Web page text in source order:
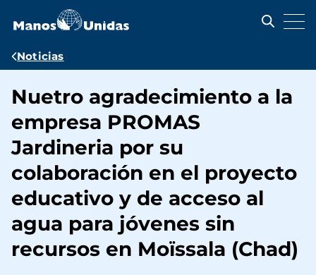
contenido
Ruta
navegación
Noticias
Nuetro agradecimiento a la
empresa PROMAS
Jardineria por su
colaboración en el proyecto
educativo y de acceso al
agua para jóvenes sin
recursos en Moïssala (Chad)